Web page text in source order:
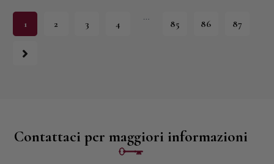
1 2 3 4
…
85 86 87
Contattaci per maggiori informazioni